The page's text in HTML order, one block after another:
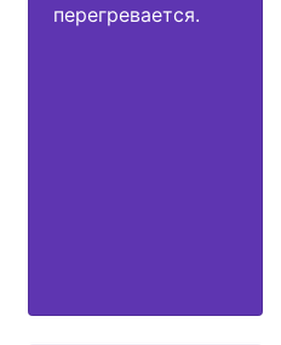
перегревается.